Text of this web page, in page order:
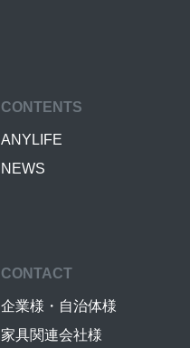
CONTENTS
ANYLIFE
NEWS
CONTACT
企業様・自治体様
家具関連会社様